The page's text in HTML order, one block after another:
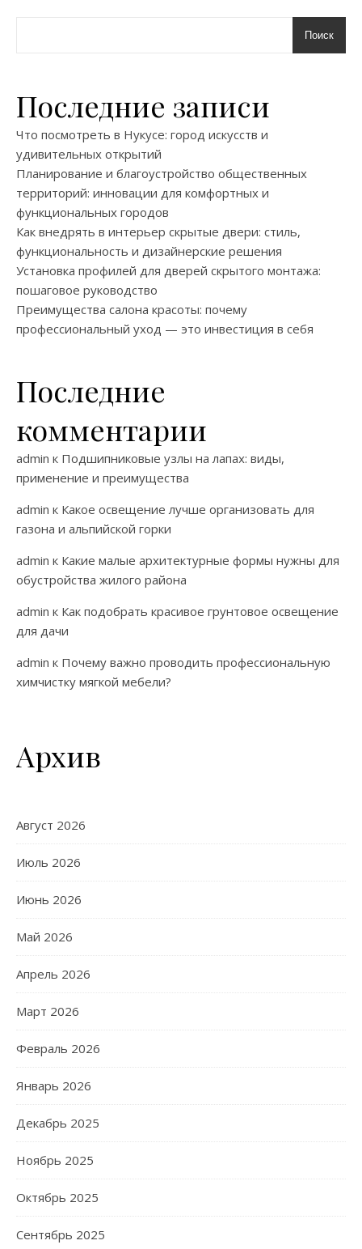
Поиск
Последние записи
Что посмотреть в Нукусе: город искусств и
удивительных открытий
Планирование и благоустройство общественных
территорий: инновации для комфортных и
функциональных городов
Как внедрять в интерьер скрытые двери: стиль,
функциональность и дизайнерские решения
Установка профилей для дверей скрытого монтажа:
пошаговое руководство
Преимущества салона красоты: почему
профессиональный уход — это инвестиция в себя
Последние
комментарии
admin к Подшипниковые узлы на лапах: виды,
применение и преимущества
admin к Какое освещение лучше организовать для
газона и альпийской горки
admin к Какие малые архитектурные формы нужны для
обустройства жилого района
admin к Как подобрать красивое грунтовое освещение
для дачи
admin к Почему важно проводить профессиональную
химчистку мягкой мебели?
Архив
Август 2026
Июль 2026
Июнь 2026
Май 2026
Апрель 2026
Март 2026
Февраль 2026
Январь 2026
Декабрь 2025
Ноябрь 2025
Октябрь 2025
Сентябрь 2025